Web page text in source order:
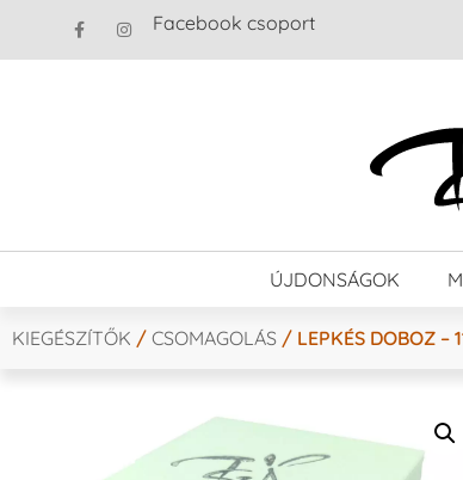
Facebook csoport
ÚJDONSÁGOK
KIEGÉSZÍTŐK / CSOMAGOLÁS / LEPKÉS DOBOZ –